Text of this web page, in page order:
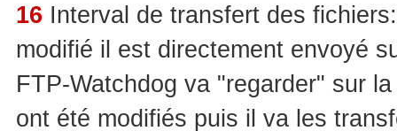
16 Interval de transfert des
modifié il est directement envoyé
FTP-Watchdog va "regarder" sur
ont été modifiés puis il va les